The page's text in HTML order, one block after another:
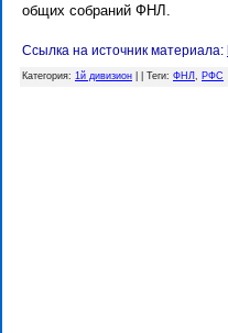
общих собраний ФНЛ.
Ссылка на источник материала:
Категория: 1й дивизион Теги: ФНЛ, РФС